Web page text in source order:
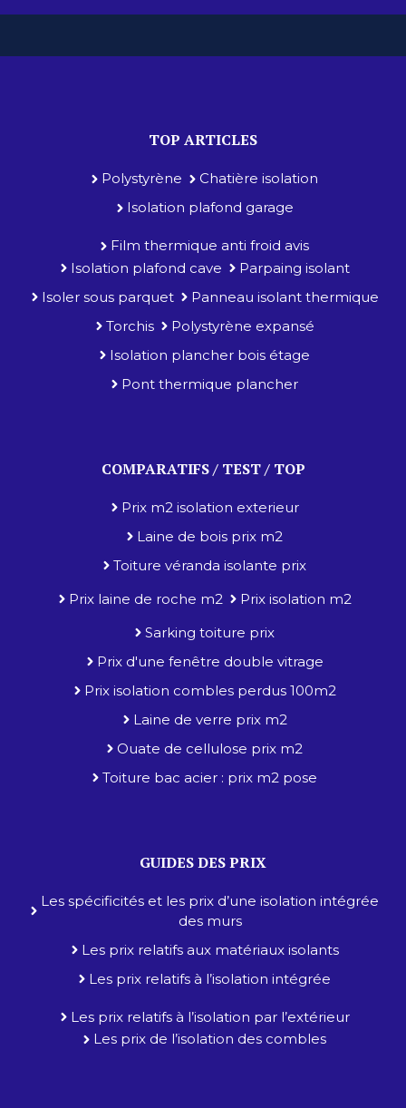
TOP ARTICLES
Polystyrène
Chatière isolation
Isolation plafond garage
Film thermique anti froid avis
Isolation plafond cave
Parpaing isolant
Isoler sous parquet
Panneau isolant thermique
Torchis
Polystyrène expansé
Isolation plancher bois étage
Pont thermique plancher
COMPARATIFS / TEST / TOP
Prix m2 isolation exterieur
Laine de bois prix m2
Toiture véranda isolante prix
Prix laine de roche m2
Prix isolation m2
Sarking toiture prix
Prix d'une fenêtre double vitrage
Prix isolation combles perdus 100m2
Laine de verre prix m2
Ouate de cellulose prix m2
Toiture bac acier : prix m2 pose
GUIDES DES PRIX
Les spécificités et les prix d’une isolation intégrée
des murs
Les prix relatifs aux matériaux isolants
Les prix relatifs à l’isolation intégrée
Les prix relatifs à l’isolation par l’extérieur
Les prix de l’isolation des combles